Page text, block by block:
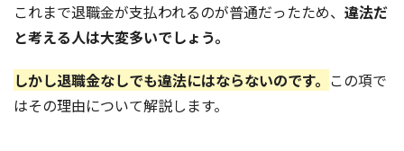
これまで退職金が支払われるのが普通だったため、 違法だ
と考える人は大変多いでしょう。
しかし退職金なしでも違法にはならないのです。 この項で
はその理由について解説します。